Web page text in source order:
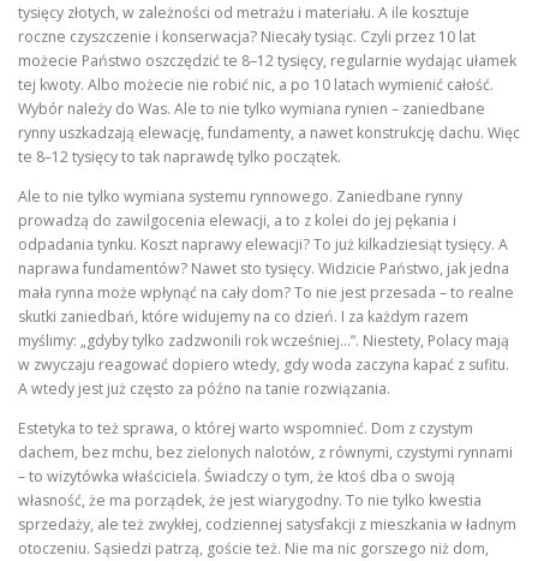
tysięcy złotych, w zależności od metrażu i materiału. A ile kosztuje
roczne czyszczenie i konserwacja? Niecały tysiąc. Czyli przez 10 lat
możecie Państwo oszczędzić te 8–12 tysięcy, regularnie wydając ułamek
tej kwoty. Albo możecie nie robić nic, a po 10 latach wymienić całość.
Wybór należy do Was. Ale to nie tylko wymiana rynien – zaniedbane
rynny uszkadzają elewację, fundamenty, a nawet konstrukcję dachu. Więc
te 8–12 tysięcy to tak naprawdę tylko początek.
Ale to nie tylko wymiana systemu rynnowego. Zaniedbane rynny
prowadzą do zawilgocenia elewacji, a to z kolei do jej pękania i
odpadania tynku. Koszt naprawy elewacji? To już kilkadziesiąt tysięcy. A
naprawa fundamentów? Nawet sto tysięcy. Widzicie Państwo, jak jedna
mała rynna może wpłynąć na cały dom? To nie jest przesada – to realne
skutki zaniedbań, które widujemy na co dzień. I za każdym razem
myślimy: „gdyby tylko zadzwonili rok wcześniej…”. Niestety, Polacy mają
w zwyczaju reagować dopiero wtedy, gdy woda zaczyna kapać z sufitu.
A wtedy jest już często za późno na tanie rozwiązania.
Estetyka to też sprawa, o której warto wspomnieć. Dom z czystym
dachem, bez mchu, bez zielonych nalotów, z równymi, czystymi rynnami
– to wizytówka właściciela. Świadczy o tym, że ktoś dba o swoją
własność, że ma porządek, że jest wiarygodny. To nie tylko kwestia
sprzedaży, ale też zwykłej, codziennej satysfakcji z mieszkania w ładnym
otoczeniu. Sąsiedzi patrzą, goście też. Nie ma nic gorszego niż dom,